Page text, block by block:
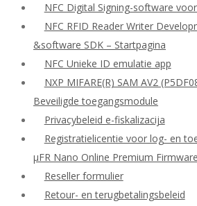
NFC Digital Signing-software
NFC RFID Reader Writer
&software SDK – Startpagina
NFC Unieke ID emulatie app
NXP MIFARE(R) SAM AV2
Beveiligde toegangsmodule
Privacybeleid e-fiskalizacija
Registratielicentie voor log- en
μFR Nano Online Premium Firmware
Reseller formulier
Retour- en terugbetalingsbeleid